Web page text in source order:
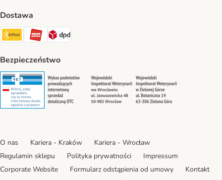
Dostawa
Paczkomat® Shipping Method
ORLEN Paczka Shipping Method
DPD Shipping Method
Bezpieczeństwo
Security Security Security
O nas Kariera - Kraków
Kariera - Wrocław
Regulamin sklepu
Polityka prywatności
Impressum
Corporate Website
Formularz odstąpienia od umowy
Kontakt